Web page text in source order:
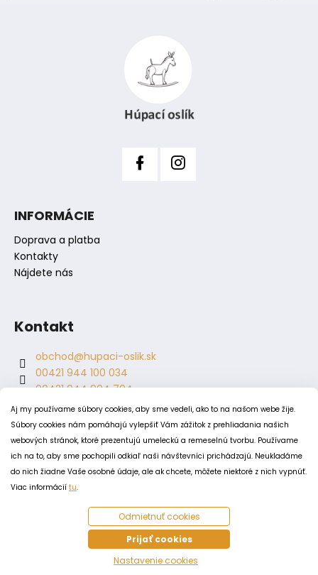
Aj my používame súbory cookies, aby sme vedeli, ako to na našom webe žije.
Súbory cookies nám pomáhajú vylepšiť Vám zážitok z prehliadania našich
webových stránok, ktoré prezentujú umeleckú a remeselnú tvorbu. Používame
ich na to, aby sme pochopili odkiaľ naši návštevníci prichádzajú. Neukladáme
do nich žiadne Vaše osobné údaje, ale ak chcete, môžete niektoré z nich vypnúť.
Viac informácií tu.
Odmietnuť cookies
Prijať cookies
Nastavenie cookies
INFORMÁCIE
Doprava a platba
Kontakty
Nájdete nás
Kontakt
obchod@hupaci-oslik.sk
00421 944 100 034
00421 944 904 704
hupaci.oslik
dagmar.juricova
PODMIENKY
Obchodné podmienky
Odstúpenie od zmluvy
Zásady spracovania a ochrany osobných údajov
Zásady používania súborov cookie